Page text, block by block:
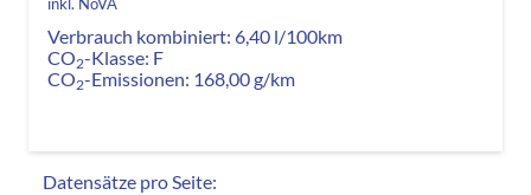
inkl. NoVA
Verbrauch kombiniert: 6,40 l/100km
CO2-Klasse: F
CO2-Emissionen: 168,00 g/km
Datensätze pro Seite: